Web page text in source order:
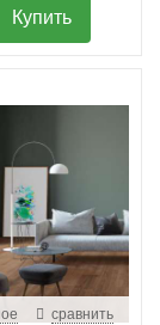
Купить
сравнить